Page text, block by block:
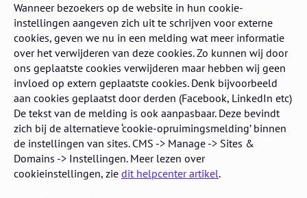
Wanneer bezoekers op de website in hun cookie-
instellingen aangeven zich uit te schrijven voor externe
cookies, geven we nu in een melding wat meer informatie
over het verwijderen van deze cookies. Zo kunnen wij door
ons geplaatste cookies verwijderen maar hebben wij geen
invloed op extern geplaatste cookies. Denk bijvoorbeeld
aan cookies geplaatst door derden (Facebook, LinkedIn etc)
De tekst van de melding is ook aanpasbaar. Deze bevindt
zich bij de alternatieve ‘cookie-opruimingsmelding’ binnen
de instellingen van sites. CMS -> Manage -> Sites &
Domains -> Instellingen. Meer lezen over
cookieinstellingen, zie dit helpcenter artikel.